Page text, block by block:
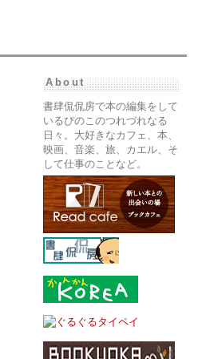
About
書肆侃侃房で本の編集をして
いるぴのこのつれづれなる
日々。大好きなカフェ、本、
映画、音楽、旅、カエル、そ
して仕事のことなど。